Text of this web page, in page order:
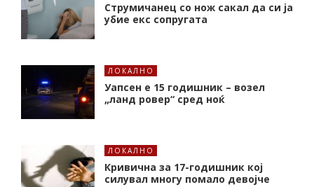
Струмичанец со нож сакал да си ја
убие екс сопругата
ЛОКАЛНО
Уапсен е 15 годишник – возел
„ланд ровер“ сред ноќ
ЛОКАЛНО
Кривична за 17-годишник кој
силувал многу помало девојче